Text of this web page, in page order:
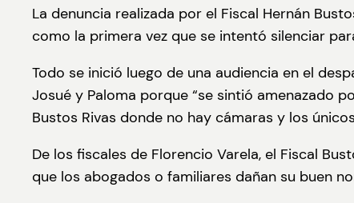
La denuncia realizada por el Fiscal Hernán
como la primera vez que se intentó silenciar
Todo se inició luego de una audiencia en el
Josué y Paloma porque “se sintió amenazado
Bustos Rivas donde no hay cámaras y los
De los fiscales de Florencio Varela, el Fiscal
que los abogados o familiares dañan su buen